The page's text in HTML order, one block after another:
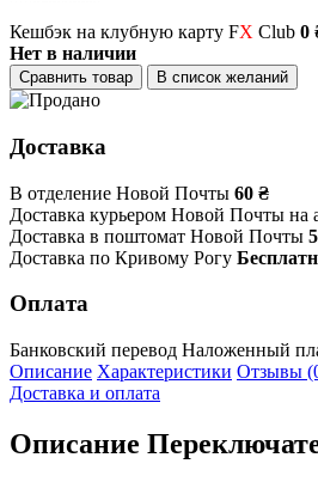
Кешбэк на клубную карту FX Club 0
Нет в наличии
Сравнить товар В список желаний
Доставка
В отделение Новой Почты 60 ₴
Доставка курьером Новой Почты на
Доставка в поштомат Новой Почты
Доставка по Кривому Рогу
Оплата
Банковский перевод Наложенный
Описание Характеристики Отзывы
Доставка и оплата
Описание